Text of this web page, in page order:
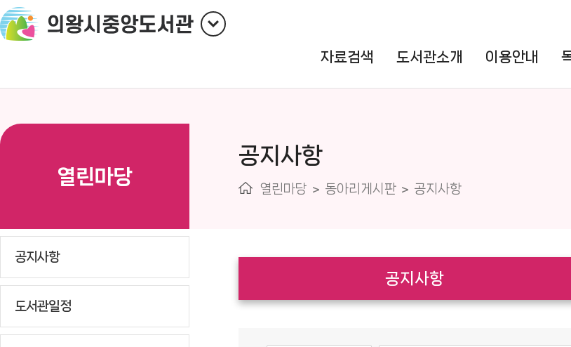
자료검색 도서관소개 이용안내
열린마당
공지사항
도서관일정
공지사항
열린마당 동아리게시판 공지사항
공지사항